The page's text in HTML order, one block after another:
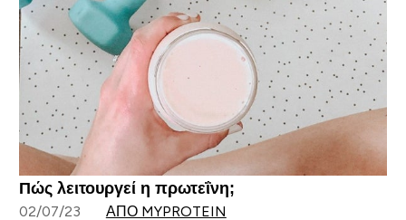
Πώς λειτουργεί η πρωτεΐνη;
02/07/23 ΑΠΌ MYPROTEIN